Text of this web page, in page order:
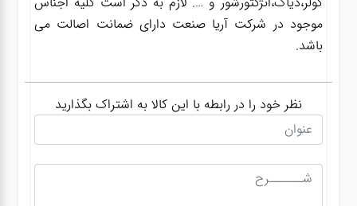
موجود در شرکت آریا صنعت دارای ضمانت اصالت می
باشد.
نظر خود را در رابطه با این کالا به اشتراک بگذارید